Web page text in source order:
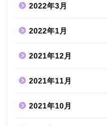
2022年3月
2022年1月
2021年12月
2021年11月
2021年10月